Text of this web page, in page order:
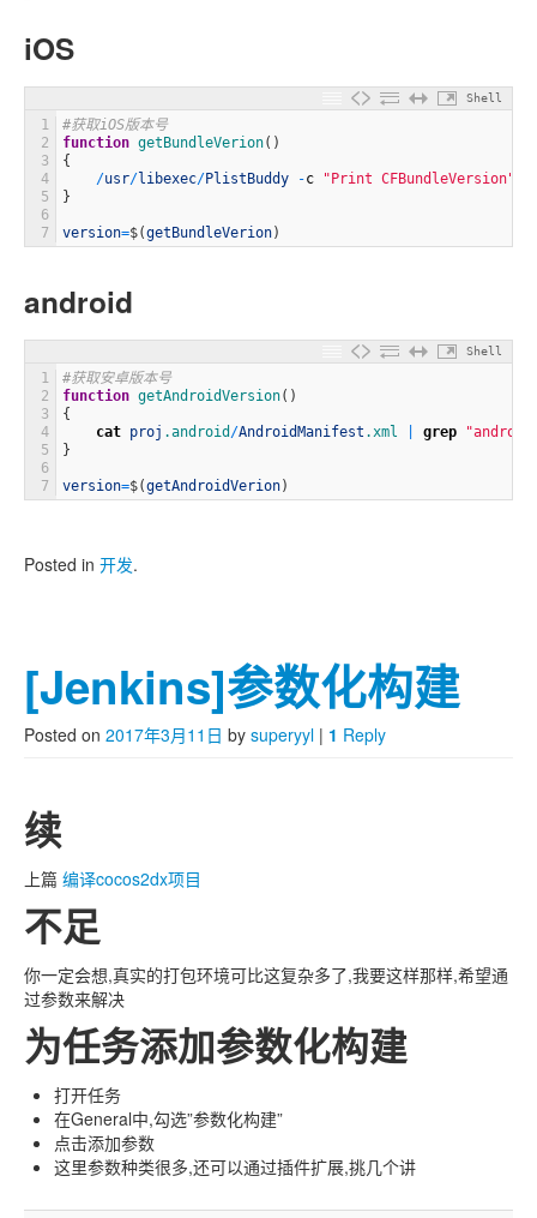
iOS
Shell
1
2
3
4
5
6
7
#获取iOS版本号
function getBundleVerion( )
{
/usr/libexec/PlistBuddy -c "Print CFBundleVersion"
}
version=$(getBundleVerion)
android
Shell
1
2
3
4
5
6
7
#获取安卓版本号
function getAndroidVersion( )
{
cat proj .android /AndroidManifest .xml grep
}
version=$(getAndroidVerion)
Posted in 开发.
[Jenkins]参数化构建
Posted on 2017年3月11日 by superyyl | 1 Reply
续
上篇 编译cocos2dx项目
不足
你一定会想,真实的打包环境可比这复杂多了,我要这样那样,希望通
过参数来解决
为任务添加参数化构建
打开任务
在General中,勾选”参数化构建”
点击添加参数
这里参数种类很多,还可以通过插件扩展,挑几个讲